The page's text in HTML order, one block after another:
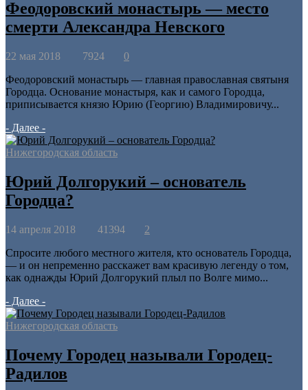
Феодоровский монастырь — место
смерти Александра Невского
22 мая 2018 7924 0
Феодоровский монастырь — главная православная святыня
Городца. Основание монастыря, как и самого Городца,
приписывается князю Юрию (Георгию) Владимировичу...
- Далее -
Нижегородская область
Юрий Долгорукий – основатель
Городца?
14 апреля 2018 41394 2
Спросите любого местного жителя, кто основатель Городца,
— и он непременно расскажет вам красивую легенду о том,
как однажды Юрий Долгорукий плыл по Волге мимо...
- Далее -
Нижегородская область
Почему Городец называли Городец-
Радилов